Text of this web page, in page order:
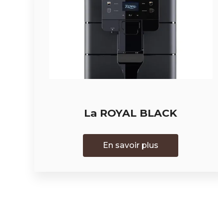
La ROYAL BLACK
En savoir plus